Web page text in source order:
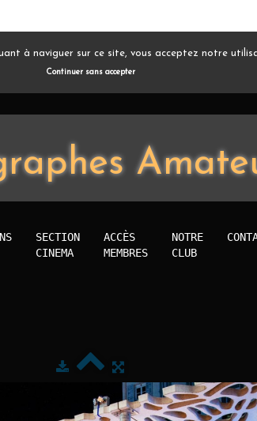
à naviguer sur ce site, vous acceptez notre
Continuer sans accepter
SECTION
CINEMA
ACCÈS
MEMBRES
NOTRE
CLUB